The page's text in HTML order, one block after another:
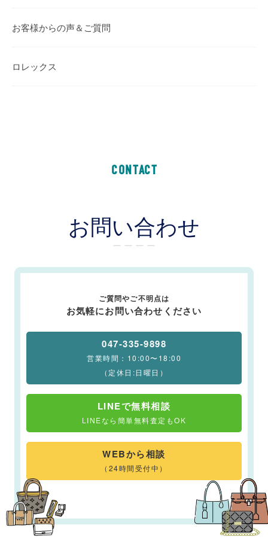
お客様からの声＆ご質問
ロレックス
CONTACT
お問い合わせ
ー ー ー ー
ご質問やご不明点は
お気軽にお問い合わせください
047-335-9898
営業時間：10:00〜18:00
（定休日:日曜日）
LINEで無料相談
LINEなら簡単無料査定もOK
WEBから相談
（24時間受付中）